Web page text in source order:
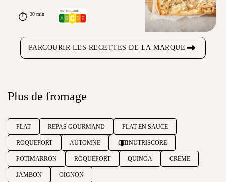
30 min
PARCOURIR LES RECETTES DE LA MARQUE
Plus de fromage
PLAT REPAS GOURMAND PLAT EN SAUCE
ROQUEFORT AUTOMNE NUTRISCORE
POTIMARRON ROQUEFORT QUINOA CRÈME
JAMBON OIGNON